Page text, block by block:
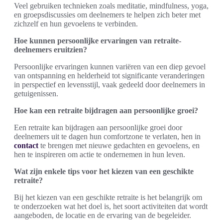
Veel gebruiken technieken zoals meditatie, mindfulness, yoga,
en groepsdiscussies om deelnemers te helpen zich beter met
zichzelf en hun gevoelens te verbinden.
Hoe kunnen persoonlijke ervaringen van retraite-
deelnemers eruitzien?
Persoonlijke ervaringen kunnen variëren van een diep gevoel
van ontspanning en helderheid tot significante veranderingen
in perspectief en levensstijl, vaak gedeeld door deelnemers in
getuigenissen.
Hoe kan een retraite bijdragen aan persoonlijke groei?
Een retraite kan bijdragen aan persoonlijke groei door
deelnemers uit te dagen hun comfortzone te verlaten, hen in
contact te brengen met nieuwe gedachten en gevoelens, en
hen te inspireren om actie te ondernemen in hun leven.
Wat zijn enkele tips voor het kiezen van een geschikte
retraite?
Bij het kiezen van een geschikte retraite is het belangrijk om
te onderzoeken wat het doel is, het soort activiteiten dat wordt
aangeboden, de locatie en de ervaring van de begeleider.